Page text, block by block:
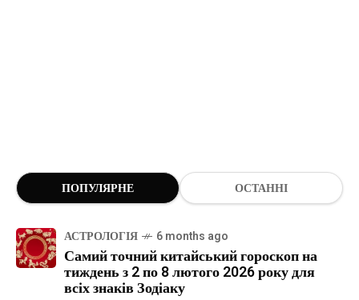
ПОПУЛЯРНЕ ОСТАННІ
АСТРОЛОГІЯ 6 months ago
Самий точний китайський гороскоп на
тиждень з 2 по 8 лютого 2026 року для
всіх знаків Зодіаку